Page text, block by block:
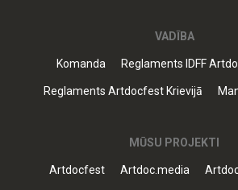
VADĪBA
Komanda Reglaments IDFF
Reglaments Artdocfest Krievijā
MŪSU PROJEKTI
Artdocfest Artdoc.media